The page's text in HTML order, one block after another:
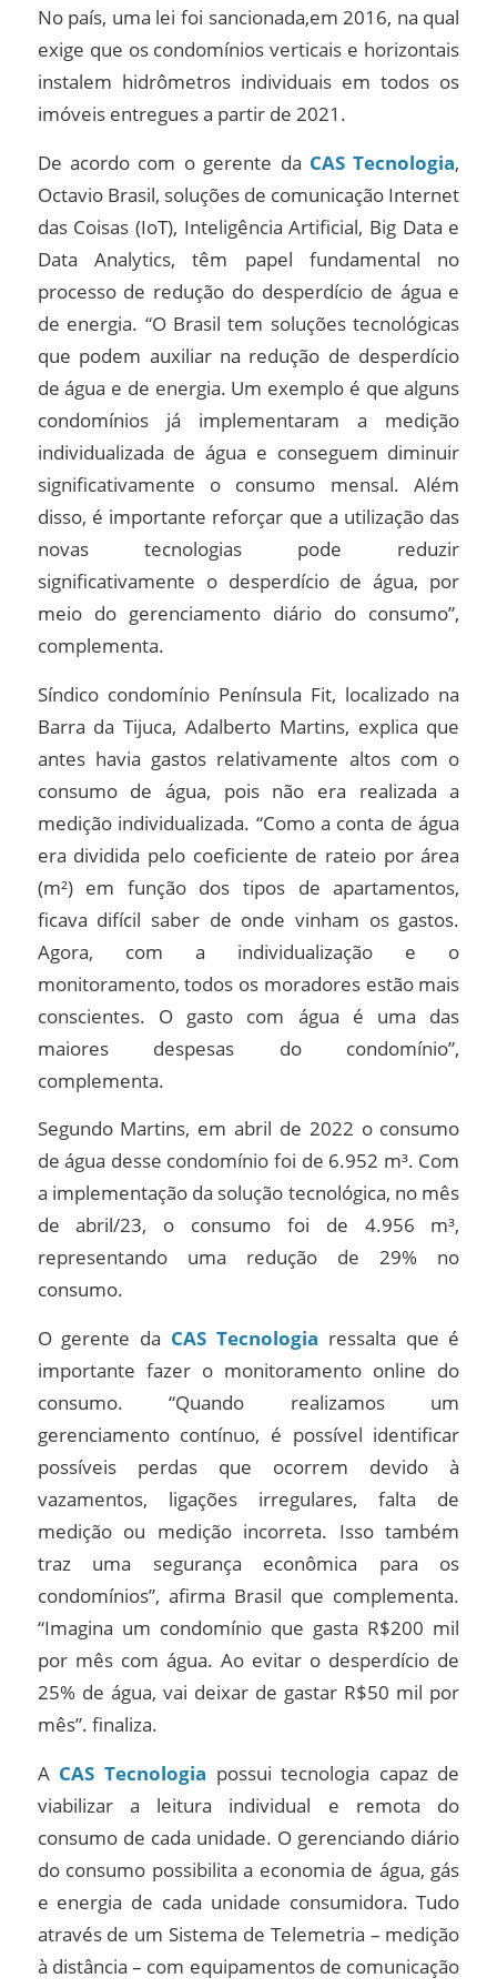
No país, uma lei foi sancionada,em 2016, na qual
exige que os condomínios verticais e horizontais
instalem hidrômetros individuais em todos os
imóveis entregues a partir de 2021.
De acordo com o gerente da CAS Tecnologia,
Octavio Brasil, soluções de comunicação Internet
das Coisas (IoT), Inteligência Artificial, Big Data e
Data Analytics, têm papel fundamental no
processo de redução do desperdício de água e
de energia. “O Brasil tem soluções tecnológicas
que podem auxiliar na redução de desperdício
de água e de energia. Um exemplo é que alguns
condomínios já implementaram a medição
individualizada de água e conseguem diminuir
significativamente o consumo mensal. Além
disso, é importante reforçar que a utilização das
novas tecnologias pode reduzir
significativamente o desperdício de água, por
meio do gerenciamento diário do consumo”,
complementa.
Síndico condomínio Península Fit, localizado na
Barra da Tijuca, Adalberto Martins, explica que
antes havia gastos relativamente altos com o
consumo de água, pois não era realizada a
medição individualizada. “Como a conta de água
era dividida pelo coeficiente de rateio por área
(m²) em função dos tipos de apartamentos,
ficava difícil saber de onde vinham os gastos.
Agora, com a individualização e o
monitoramento, todos os moradores estão mais
conscientes. O gasto com água é uma das
maiores despesas do condomínio”,
complementa.
Segundo Martins, em abril de 2022 o consumo
de água desse condomínio foi de 6.952 m³. Com
a implementação da solução tecnológica, no mês
de abril/23, o consumo foi de 4.956 m³,
representando uma redução de 29% no
consumo.
O gerente da CAS Tecnologia ressalta que é
importante fazer o monitoramento online do
consumo. “Quando realizamos um
gerenciamento contínuo, é possível identificar
possíveis perdas que ocorrem devido à
vazamentos, ligações irregulares, falta de
medição ou medição incorreta. Isso também
traz uma segurança econômica para os
condomínios”, afirma Brasil que complementa.
“Imagina um condomínio que gasta R$200 mil
por mês com água. Ao evitar o desperdício de
25% de água, vai deixar de gastar R$50 mil por
mês”. finaliza.
A CAS Tecnologia possui tecnologia capaz de
viabilizar a leitura individual e remota do
consumo de cada unidade. O gerenciando diário
do consumo possibilita a economia de água, gás
e energia de cada unidade consumidora. Tudo
através de um Sistema de Telemetria – medição
à distância – com equipamentos de comunicação